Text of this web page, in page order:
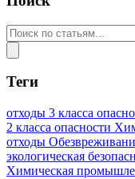
Теги
отходы 3 класса
2 класса опасности
отходы
экологическая
Химическая